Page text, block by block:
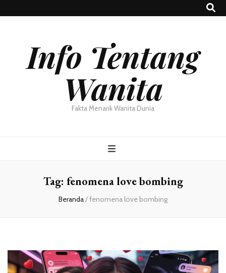
Info Tentang
Wanita
Fakta Menarik Wanita Dunia
Tag: fenomena love bombing
Beranda/fenomena love bombing